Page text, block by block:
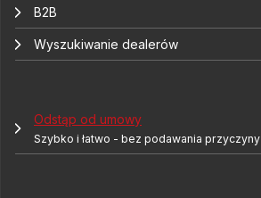
B2B
Wyszukiwanie dealerów
Odstąp od umowy
Szybko i łatwo - bez podawania przyczyny